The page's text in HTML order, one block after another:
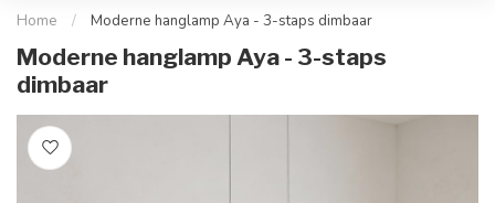
Home / Moderne hanglamp Aya - 3-staps dimbaar
Moderne hanglamp Aya - 3-staps
dimbaar